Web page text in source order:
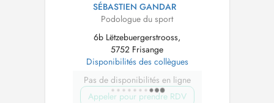
SÉBASTIEN GANDAR
Podologue du sport
6b Lëtzebuergerstrooss,
5752 Frisange
Disponibilités des collègues
Pas de disponibilités en ligne
Appeler pour prendre RDV